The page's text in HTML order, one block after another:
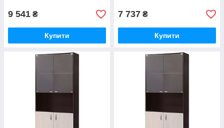
9 541 ₴
Купити
7 737 ₴
Купити